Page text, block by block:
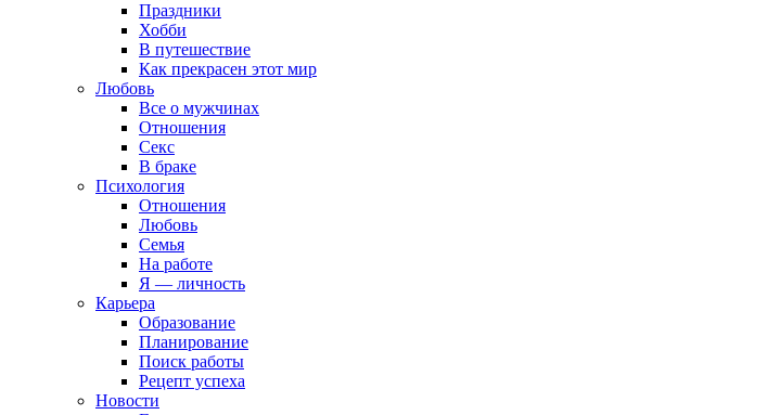
Праздники
Хобби
В путешествие
Как прекрасен этот мир
Любовь
Все о мужчинах
Отношения
Секс
В браке
Психология
Отношения
Любовь
Семья
На работе
Я — личность
Карьера
Образование
Планирование
Поиск работы
Рецепт успеха
Новости